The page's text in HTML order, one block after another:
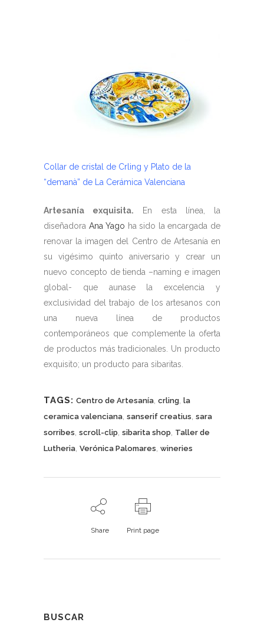
Collar de cristal de Crling y Plato de la
“demanà” de La Cerámica Valenciana
Artesanía exquisita. En esta línea, la
diseñadora Ana Yago ha sido la encargada de
renovar la imagen del Centro de Artesanía en
su vigésimo quinto aniversario y crear un
nuevo concepto de tienda –naming e imagen
global- que aunase la excelencia y
exclusividad del trabajo de los artesanos con
una nueva línea de productos
contemporáneos que complemente la oferta
de productos más tradicionales. Un producto
exquisito; un producto para sibaritas.
TAGS: Centro de Artesanía, crling, la
ceramica valenciana, sanserif creatius, sara
sorribes, scroll-clip, sibarita shop, Taller de
Lutheria, Verónica Palomares, wineries
Share Print page
BUSCAR